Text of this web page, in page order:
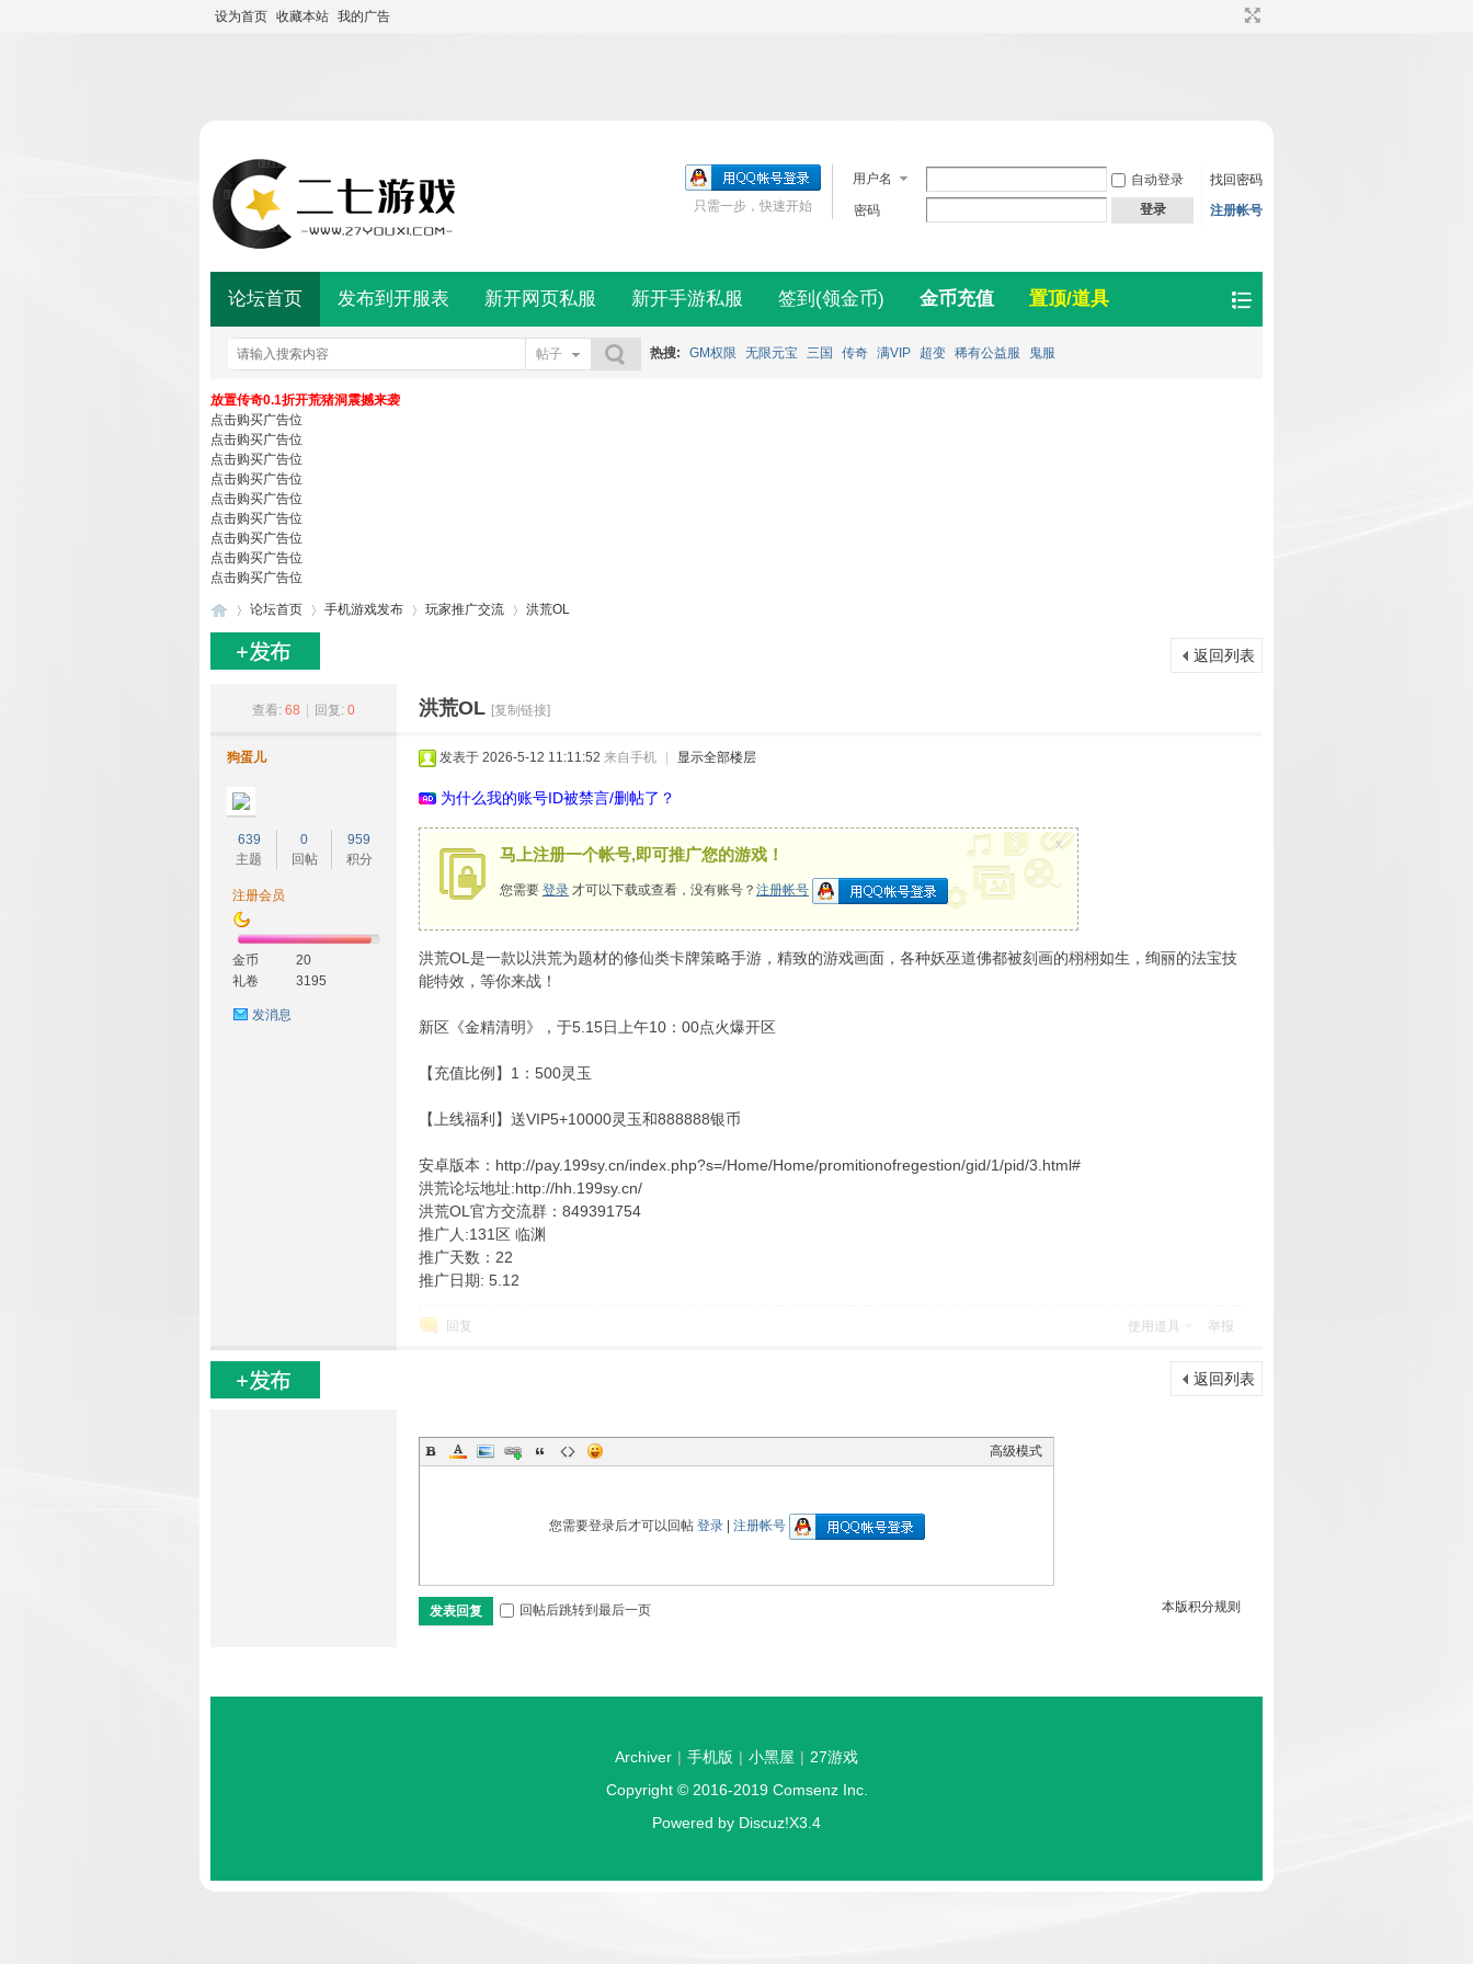
设为首页 收藏本站 我的广告
用户名 自动登录
找回密码
密码
登录 注册帐号
只需一步，快速开始
论坛首页 发布到开服表 新开网页私服 新开手游私服 签到(领金币) 金币充值 置顶/道具
帖子 热搜: GM权限 无限元宝 三国 传奇 满VIP 超变 稀有公益服 鬼服
放置传奇0.1折开荒猪洞震撼来袭
点击购买广告位
点击购买广告位
点击购买广告位
点击购买广告位
点击购买广告位
点击购买广告位
点击购买广告位
点击购买广告位
点击购买广告位
论
论坛首页 手机游戏发布 玩家推广交流
›
洪荒OL
返回列表
查看: 68 回复: 0 洪荒OL [复制链接]
狗蛋儿
639
主题
0
回帖
959
积分
注册会员
金币
20
礼卷
3195
发消息
发表于 2026-5-12 11:11:52 来自手机 显示全部楼层
为什么我的账号ID被禁言/删帖了？
马上注册一个帐号,即可推广您的游戏！
您需要 登录 才可以下载或查看，没有账号？ 注册帐号
x
洪荒OL是一款以洪荒为题材的修仙类卡牌策略手游，精致的游戏画面，各种妖巫道佛都被刻画的栩栩如生，绚丽的法宝技
能特效，等你来战！
新区《金精清明》，于5.15日上午10：00点火爆开区
【充值比例】1：500灵玉
【上线福利】送VIP5+10000灵玉和888888银币
安卓版本：http://pay.199sy.cn/index.php?s=/Home/Home/promitionofregestion/gid/1/pid/3.html#
洪荒论坛地址:http://hh.199sy.cn/
洪荒OL官方交流群：849391754
推广人:131区 临渊
推广天数：22
推广日期: 5.12
回复 使用道具 举报
返回列表
高级模式
您需要登录后才可以回帖 登录| 注册帐号
本版积分规则
发表回复 回帖后跳转到最后一页
Archiver | 手机版 | 小黑屋 | 27游戏
Copyright © 2016-2019 Comsenz Inc.
Powered by Discuz!X3.4